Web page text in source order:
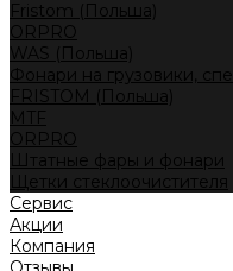
Fristom (Польша)
ORPRO
WAS (Польша)
Фонари на грузовики,
FRISTOM (Польша)
MTF
ORPRO
Штатные фары и фонари
Щетки стеклоочистителя
Сервис
Акции
Компания